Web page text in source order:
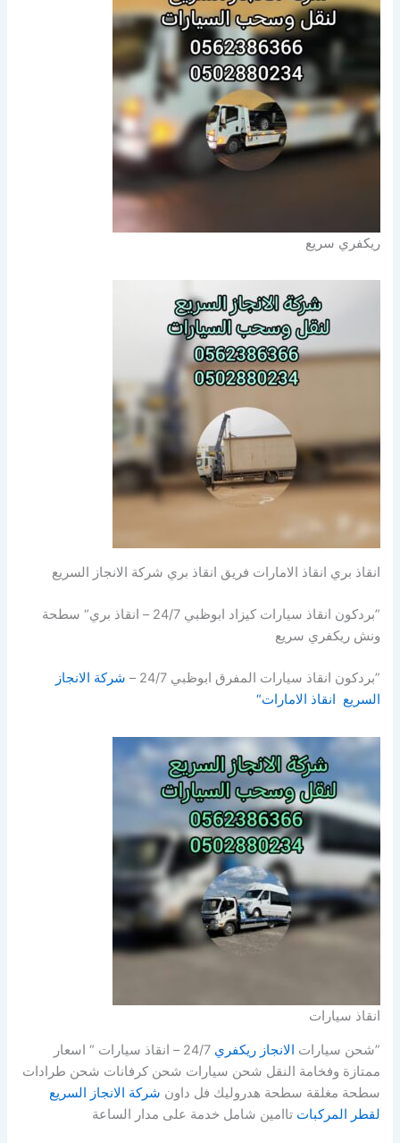
ريكفري سريع
انقاذ بري انقاذ الامارات فريق انقاذ بري شركة الانجاز السريع
”بردكون انقاذ سيارات كيزاد ابوظبي 24/7 – انقاذ بري“ سطحة
ونش ريكفري سريع
”بردكون انقاذ سيارات المفرق ابوظبي 24/7 –
شركة الانجاز
السريع انقاذ الامارات“
انقاذ سيارات
”شحن سيارات الانجاز ريكفري
24/7 – انقاذ سيارات “ اسعار
ممتازة وفخامة النقل شحن سيارات شحن كرفانات شحن طرادات
سطحة مغلقة سطحة هدروليك فل داون شركة الانجاز السريع
لقطر المركبات تاامين شامل خدمة على مدار الساعة